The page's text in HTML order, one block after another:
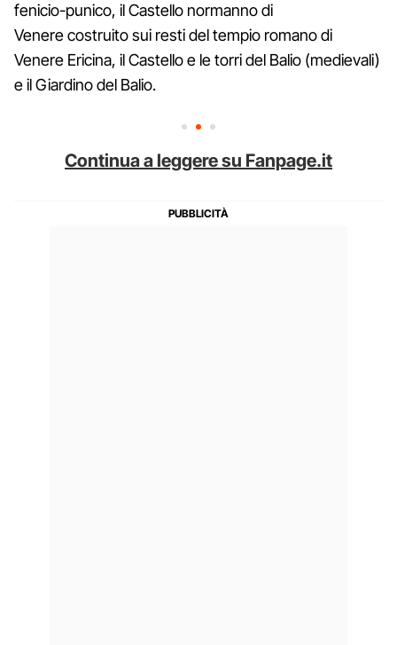
fenicio-punico, il Castello normanno di
Venere costruito sui resti del tempio romano di
Venere Ericina, il Castello e le torri del Balio (medievali)
e il Giardino del Balio.
Continua a leggere su Fanpage.it